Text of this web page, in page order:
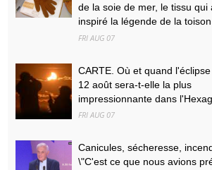
de la soie de mer, le tissu qui
inspiré la légende de la
FRI AUG 07
CARTE. Où et quand
12 août sera-t-elle la plus
impressionnante dans
FRI AUG 07
Canicules, sécheresse,
\"C'est ce que nous avions